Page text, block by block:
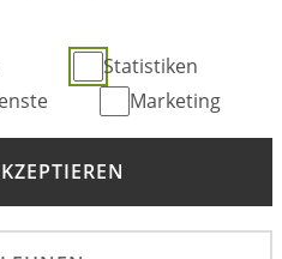
Statistiken
Marketing